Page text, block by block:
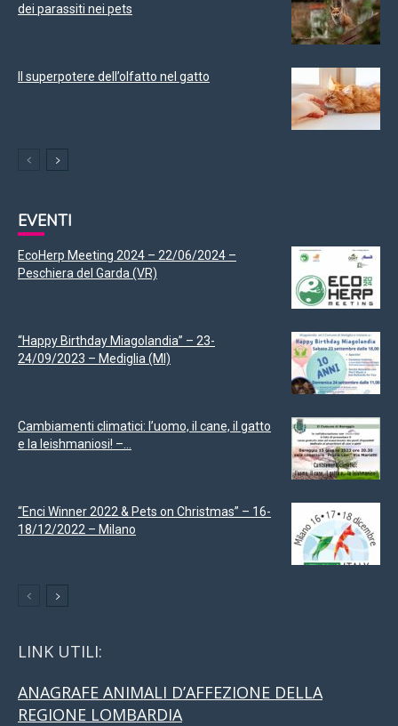
dei parassiti nei pets
Il superpotere dell’olfatto nel gatto
EVENTI
EcoHerp Meeting 2024 – 22/06/2024 –
Peschiera del Garda (VR)
“Happy Birthday Miagolandia” – 23-
24/09/2023 – Mediglia (MI)
Cambiamenti climatici: l’uomo, il cane, il gatto
e la leishmaniosi! –...
“Enci Winner 2022 & Pets on Christmas” – 16-
18/12/2022 – Milano
LINK UTILI:
ANAGRAFE ANIMALI D’AFFEZIONE DELLA
REGIONE LOMBARDIA